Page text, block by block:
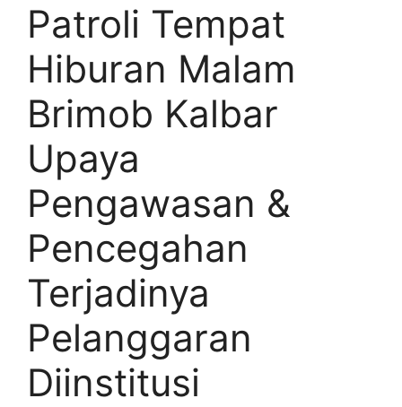
Patroli Tempat
Hiburan Malam
Brimob Kalbar
Upaya
Pengawasan &
Pencegahan
Terjadinya
Pelanggaran
Diinstitusi